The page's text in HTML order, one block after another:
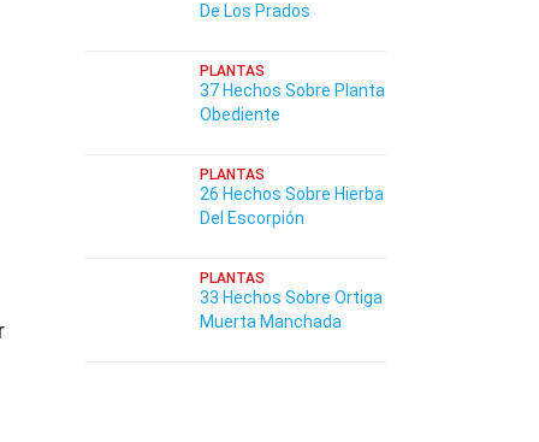
De Los Prados
PLANTAS
37 Hechos Sobre Planta
Obediente
PLANTAS
26 Hechos Sobre Hierba
Del Escorpión
PLANTAS
33 Hechos Sobre Ortiga
Muerta Manchada